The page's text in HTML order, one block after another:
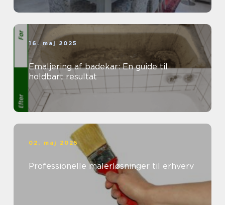
16. maj 2025
Emaljering af badekar: En guide til
holdbart resultat
02. maj 2025
Professionelle malerløsninger til erhverv